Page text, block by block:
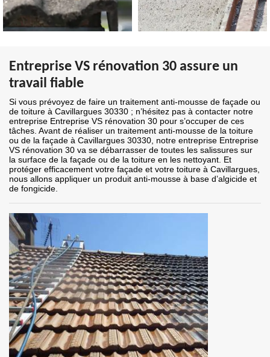
Entreprise VS rénovation 30 assure un
travail fiable
Si vous prévoyez de faire un traitement anti-mousse de façade ou
de toiture à Cavillargues 30330 ; n’hésitez pas à contacter notre
entreprise Entreprise VS rénovation 30 pour s’occuper de ces
tâches. Avant de réaliser un traitement anti-mousse de la toiture
ou de la façade à Cavillargues 30330, notre entreprise Entreprise
VS rénovation 30 va se débarrasser de toutes les salissures sur
la surface de la façade ou de la toiture en les nettoyant. Et
protéger efficacement votre façade et votre toiture à Cavillargues,
nous allons appliquer un produit anti-mousse à base d’algicide et
de fongicide.